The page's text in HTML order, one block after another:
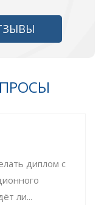
диплом с
ли...